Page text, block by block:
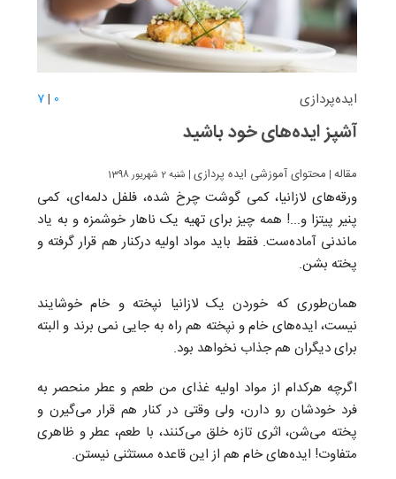
ایده‌پردازی 7| 0
آشپز ایده‌های خود باشید
مقاله | محتوای آموزشی ایده پردازی | شنبه 2 شهریور 1398
ورقه‌های لازانیا، کمی گوشت چرخ شده،‌ فلفل دلمه‌ای، کمی
پنیر پیتزا و...! همه چیز برای تهیه یک ناهار خوشمزه و به یاد
ماندنی آماده‌ست. فقط باید مواد اولیه درکنار هم قرار گرفته و
پخته بشن.
همان‌طوری که خوردن یک لازانیا نپخته و خام خوشایند
نیست، ایده‌های خام و نپخته هم راه به جایی نمی برند و البته
برای دیگران هم جذاب نخواهد بود.
اگرچه هرکدام از مواد اولیه غذای من طعم و عطر منحصر به
فرد خودشان رو دارن، ولی وقتی در کنار هم قرار می‌گیرن و
پخته می‌شن، اثری تازه خلق می‌کنند، با طعم، عطر و ظاهری
متفاوت! ایده‌های خام هم از این قاعده مستثنی نیستن.